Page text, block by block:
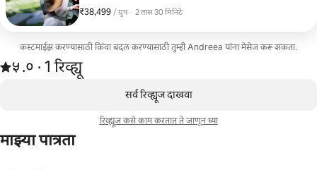
₹38,499 / ग्रुप
₹38,499, प्रति ग्रुप
, · 2 तास 30 मिनिटे
कस्टमाईझ करण्यासाठी किंवा बदल करण्यासाठी तुम्ही Andreea यांना मेसेज करू शकता.
1 रिव्ह्यूमधून 5 पैकी ५.० स्टार रेटिंग आहे
५.०
,
· 1 रिव्ह्यू
सर्व रिव्ह्यूज दाखवा
रिव्ह्यूज कसे काम करतात ते जाणून घ्या
माझ्या पात्रता